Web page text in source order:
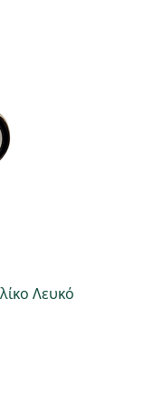
Λευκό